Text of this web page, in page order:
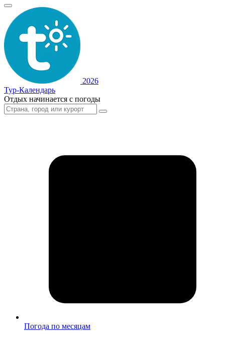
2026
Тур-Календарь
Отдых начинается с погоды
Погода по месяцам